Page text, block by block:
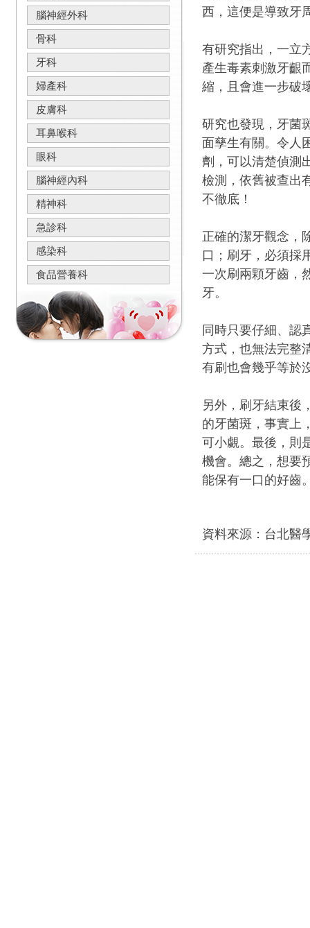
腦神經外科
骨科
牙科
婦產科
皮膚科
耳鼻喉科
眼科
腦神經內科
精神科
急診科
感染科
食品營養科
西，這便是導致牙
有研究指出，一立
產生毒素刺激牙齦
縮，且會進一步破
研究也發現，牙菌
面孳生有關。令人
劑，可以清楚偵測
檢測，依舊被查出
不徹底！
正確的潔牙觀念，
口；刷牙，必須採
一次刷兩顆牙齒，
牙。
同時只要仔細、認
方式，也無法完整
有刷也會幾乎等於
另外，刷牙結束後
的牙菌斑，事實上
可小覷。最後，則
機會。總之，想要
能保有一口的好齒
資料來源：台北